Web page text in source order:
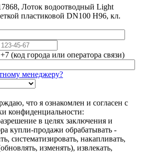
Лоток водоотводный Light
пластиковой DN100 H96, кл.
(код города или оператора связи)
менеджеру?
что я ознакомлен и согласен с
конфиденциальности:
в целях заключения и
купли-продажи обрабатывать -
систематизировать, накапливать,
изменять), извлекать,